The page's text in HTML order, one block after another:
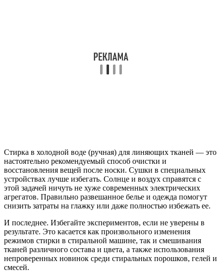
Стирка в холодной воде (ручная) для линяющих тканей — это
настоятельно рекомендуемый способ очистки и
восстановления вещей после носки. Сушки в специальных
устройствах лучше избегать. Солнце и воздух справятся с
этой задачей ничуть не хуже современных электрических
агрегатов. Правильно развешанное белье и одежда помогут
снизить затраты на глажку или даже полностью избежать ее.
И последнее. Избегайте экспериментов, если не уверены в
результате. Это касается как произвольного изменения
режимов стирки в стиральной машине, так и смешивания
тканей различного состава и цвета, а также использования
непроверенных новинок среди стиральных порошков, гелей и
смесей.